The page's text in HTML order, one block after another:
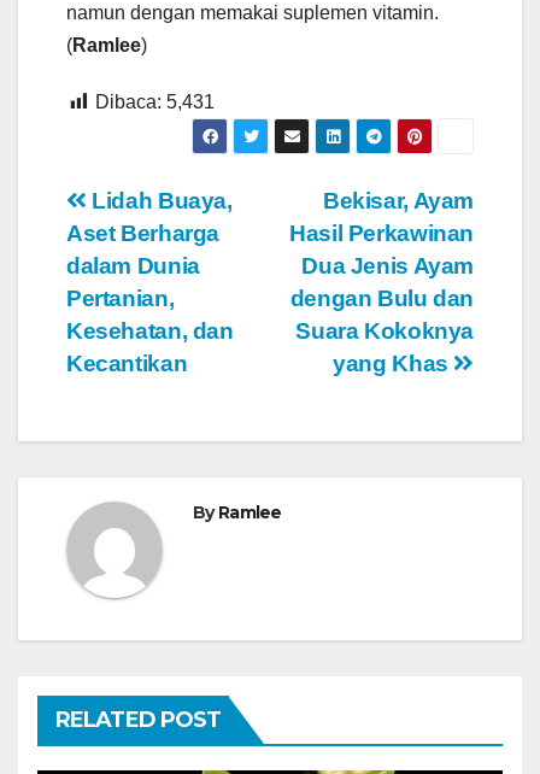
namun dengan memakai suplemen vitamin.
(Ramlee)
Dibaca: 5,431
Navigasi
pos
Bekisar, Ayam
Hasil Perkawinan
Dua Jenis Ayam
dengan Bulu dan
Suara Kokoknya
yang Khas
Lidah Buaya,
Aset Berharga
dalam Dunia
Pertanian,
Kesehatan, dan
Kecantikan
ByRamlee
RELATED POST